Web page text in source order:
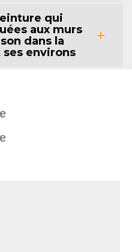
qui
aux murs
dans la
environs